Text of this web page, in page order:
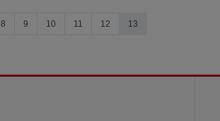
8 9 10 11 12 13